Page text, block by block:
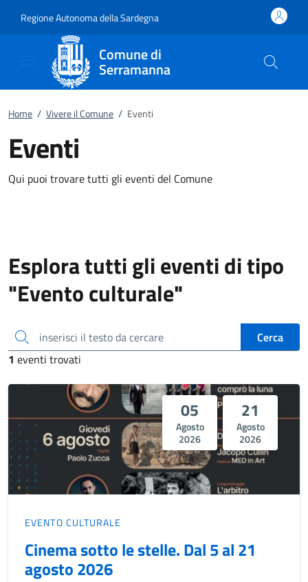
Regione Autonoma della Sardegna
Comune di
Serramanna
Home / Vivere il Comune / Eventi
Eventi
Qui puoi trovare tutti gli eventi del Comune
Esplora tutti gli eventi di tipo
"Evento culturale"
inserisci il testo da cercare
Cerca
1 eventi trovati
05
Agosto
2026
21
Agosto
2026
EVENTO CULTURALE
Cinema sotto le stelle. Dal 5 al 21
agosto 2026